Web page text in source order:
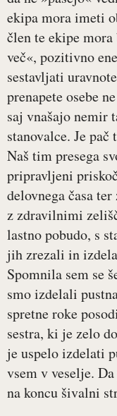
ekipa mora imeti
člen te ekipe
več«, pozitivno
sestavljati
prenapete osebe
saj vnašajo nemir
stanovalce. Je
Naš tim presega
pripravljeni
delovnega časa
z zdravilnimi
lastno pobudo, s
jih zrezali in
Spomnila sem se
smo izdelali
spretne roke
sestra, ki je zelo
je uspelo izdelati
vsem v veselje.
na koncu šivalni